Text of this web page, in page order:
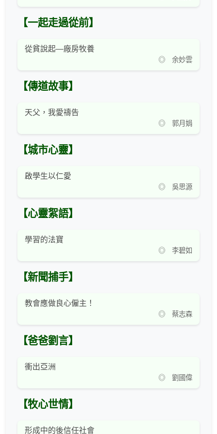
【一起走過從前】
從貧說起—廠房牧養
◎ 余妙雲
【傳道故事】
天父，我愛禱告
◎ 郭月娟
【城市心靈】
啟學生以仁愛
◎ 吳思源
【心靈絮語】
學習的法寶
◎ 李碧如
【新聞捕手】
教會應做良心僱主！
◎ 蔡志森
【爸爸劉言】
衝出亞洲
◎ 劉國偉
【牧心世情】
形成中的後信任社會